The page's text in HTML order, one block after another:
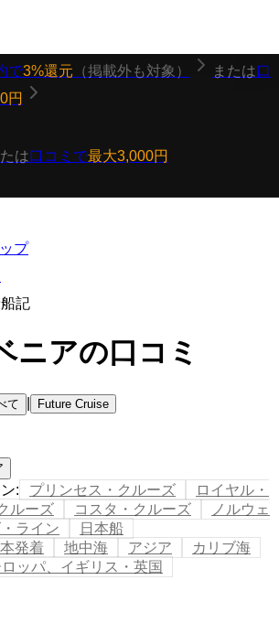
で3%還元 （掲載外も対象） または口
円
は口コミで最大3,000円
プ
記
ニアの口コミ
て Future Cruise
: プリンセス・クルーズ
ロイヤル・
ルーズ コスタ・クルーズ
ノルウェ
ライン
日本船
発着 地中海 アジア
カリブ海
ッパ、イギリス・英国